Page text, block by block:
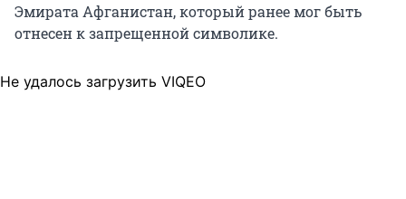
Эмирата Афганистан, который ранее мог быть
отнесен к запрещенной символике.
Не удалось загрузить VIQEO